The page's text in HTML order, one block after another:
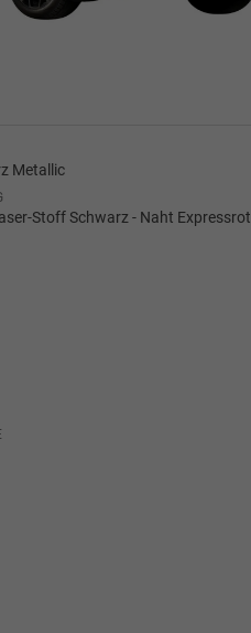
Metallic
Stoff Schwarz - Naht Expressrot